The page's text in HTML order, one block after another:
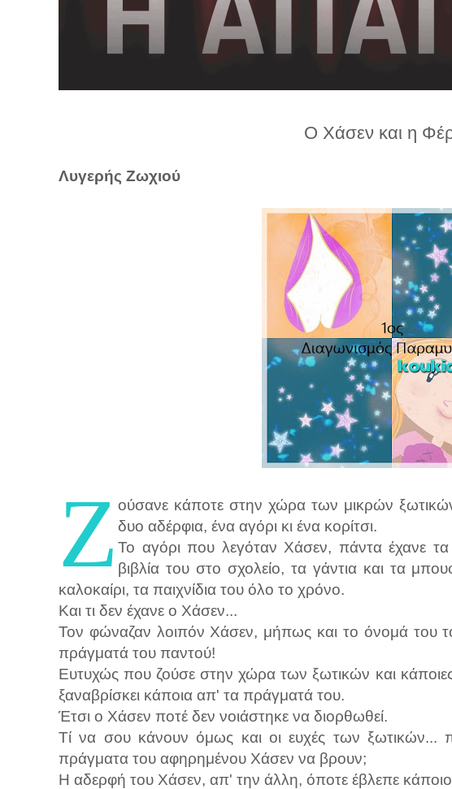
Ο Χάσεν και η
Λυγερής Ζωχιού
Ζ ούσανε κάποτε στην χώρα των μικρών
δυο αδέρφια, ένα αγόρι κι ένα κορίτσι.
Το αγόρι που λεγόταν Χάσεν, πάντα έχανε
βιβλία του στο σχολείο, τα γάντια και τα
καλοκαίρι, τα παιχνίδια του όλο το χρόνο.
Και τι δεν έχανε ο Χάσεν...
Τον φώναζαν λοιπόν Χάσεν, μήπως και το όνομά του
πράγματά του παντού!
Ευτυχώς που ζούσε στην χώρα των ξωτικών και
ξαναβρίσκει κάποια απ' τα πράγματά του.
Έτσι ο Χάσεν ποτέ δεν νοιάστηκε να διορθωθεί.
Τί να σου κάνουν όμως και οι ευχές των
πράγματα του αφηρημένου Χάσεν να βρουν;
Η αδερφή του Χάσεν, απ' την άλλη, όποτε έβλεπε